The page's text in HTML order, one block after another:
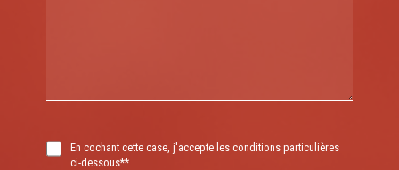
En cochant cette case, j'accepte les conditions particulières
ci-dessous**